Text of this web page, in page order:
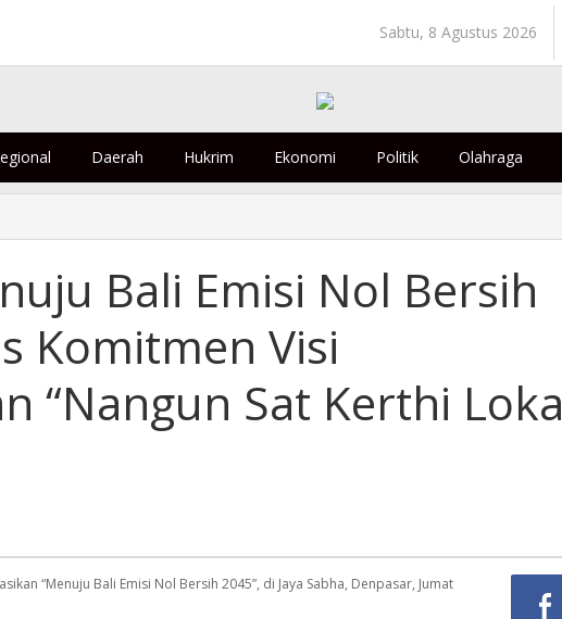
Sabtu, 8 Agustus 2026
Daerah Hukrim Ekonomi Politik Olahraga
Bali Emisi Nol Bersih
Komitmen Visi
“Nangun Sat Kerthi Loka
“Menuju Bali Emisi Nol Bersih 2045”, di Jaya Sabha, Denpasar, Jumat